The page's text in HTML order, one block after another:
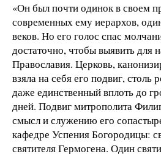
«Он был почти одинок в своем
современных ему иерархов,
веков. Но его голос спас
достаточно, чтобы выявить для
Православия. Церковь,
взяла на себя его подвиг, столь
даже единственный вплоть до
дней. Подвиг митрополита
смысл и служению его
кафедре Успения Богородицы:
святителя Гермогена. Один